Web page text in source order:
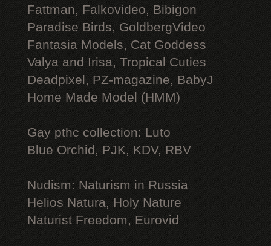
Fattman, Falkovideo, Bibigon
Paradise Birds, GoldbergVideo
Fantasia Models, Cat Goddess
Valya and Irisa, Tropical Cuties
Deadpixel, PZ-magazine, BabyJ
Home Made Model (HMM)
Gay рthс collection: Luto
Blue Orchid, PJK, KDV, RBV
Nudism: Naturism in Russia
Helios Natura, Holy Nature
Naturist Freedom, Eurovid